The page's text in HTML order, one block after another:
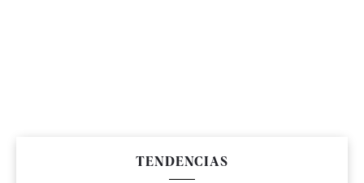
TENDENCIAS